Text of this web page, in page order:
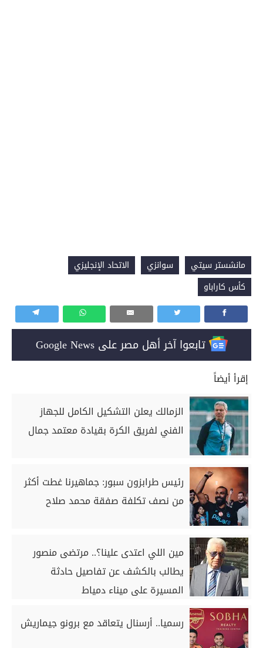
مانشستر سيتي سوانزي
الاتحاد الإنجليزي
كأس كاراباو
تابعوا آخر أهل مصر على Google News
إقرأ أيضاً
الزمالك يعلن التشكيل الكامل للجهاز
الفني لفريق الكرة بقيادة معتمد جمال
رئيس طرابزون سبور: جماهيرنا غطت أكثر
من نصف تكلفة صفقة محمد صلاح
مين اللي اعتدى علينا؟.. مرتضى منصور
يطالب بالكشف عن تفاصيل حادثة
المسيرة على ميناء دمياط
رسميا.. أرسنال يتعاقد مع برونو جيماريش